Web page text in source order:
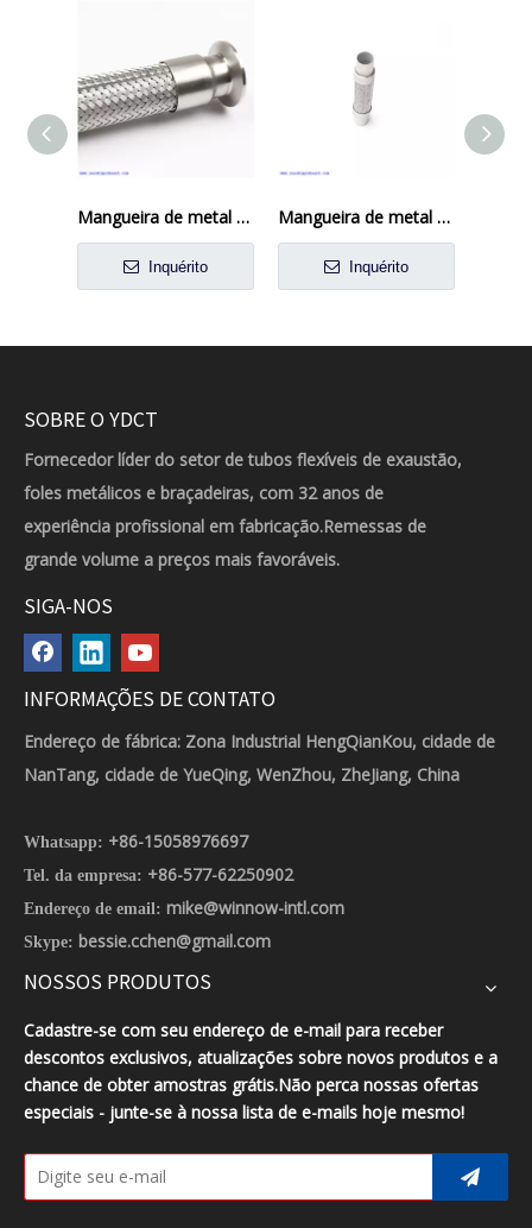
Mangueira de metal DN6 do cartucho para gerador
Inquérito
Mangueira de metal DN12 soldada de borda para gerador
Inquérito
SOBRE O YDCT
Fornecedor líder do setor de tubos flexíveis de exaustão,
foles metálicos e braçadeiras, com 32 anos de
experiência profissional em fabricação.Remessas de
grande volume a preços mais favoráveis.
SIGA-NOS
INFORMAÇÕES DE CONTATO
Endereço de fábrica: Zona Industrial HengQianKou, cidade de
NanTang, cidade de YueQing, WenZhou, ZheJiang, China
Whatsapp: +86-15058976697
Tel. da empresa: +86-577-62250902
Endereço de email: mike@winnow-intl.com
Skype: bessie.cchen@gmail.com
NOSSOS PRODUTOS
Cadastre-se com seu endereço de e-mail para receber
descontos exclusivos, atualizações sobre novos produtos e a
chance de obter amostras grátis.Não perca nossas ofertas
especiais - junte-se à nossa lista de e-mails hoje mesmo!